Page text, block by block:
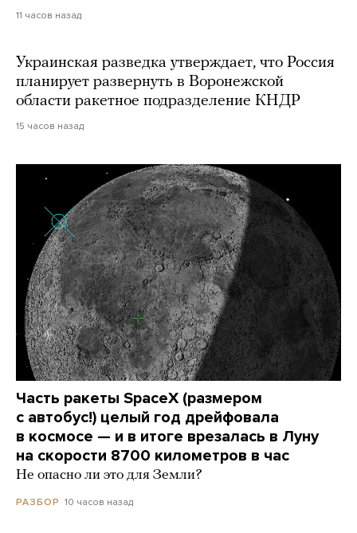
11 часов назад
Украинская разведка утверждает, что Россия
планирует развернуть в Воронежской
области ракетное подразделение КНДР
15 часов назад
Часть ракеты SpaceX (размером
с автобус!) целый год дрейфовала
в космосе — и в итоге врезалась в Луну
на скорости 8700 километров в час
Не опасно ли это для Земли?
РАЗБОР 10 часов назад